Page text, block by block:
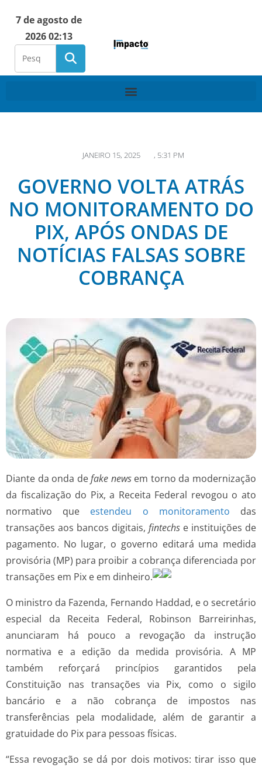
7 de agosto de
2026 02:13
JANEIRO 15, 2025 , 5:31 PM
GOVERNO VOLTA ATRÁS
NO MONITORAMENTO DO
PIX, APÓS ONDAS DE
NOTÍCIAS FALSAS SOBRE
COBRANÇA
Diante da onda defake newsem torno da modernização
da fiscalização do Pix, a Receita Federal revogou o ato
normativo que estendeu o monitoramento das
transações aos bancos digitais, fintechs e instituições de
pagamento. No lugar, o governo editará uma medida
provisória (MP) para proibir a cobrança diferenciada por
transações em Pix e em dinheiro.
O ministro da Fazenda, Fernando Haddad, e o secretário
especial da Receita Federal, Robinson Barreirinhas,
anunciaram há pouco a revogação da instrução
normativa e a edição da medida provisória. A MP
também reforçará princípios garantidos pela
Constituição nas transações via Pix, como o sigilo
bancário e a não cobrança de impostos nas
transferências pela modalidade, além de garantir a
gratuidade do Pix para pessoas físicas.
“Essa revogação se dá por dois motivos: tirar isso que